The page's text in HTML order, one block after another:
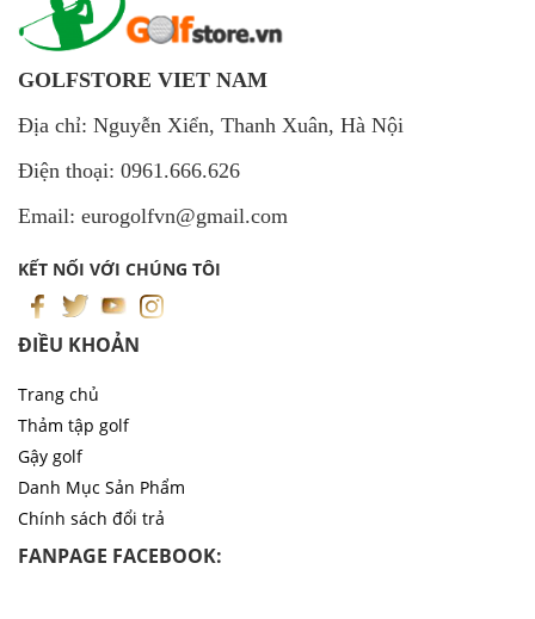
GOLFSTORE VIET NAM
Địa chỉ: Nguyễn Xiển, Thanh Xuân, Hà Nội
Điện thoại: 0961.666.626
Email: eurogolfvn@gmail.com
KẾT NỐI VỚI CHÚNG TÔI
ĐIỀU KHOẢN
Trang chủ
Thảm tập golf
Gậy golf
Danh Mục Sản Phẩm
Chính sách đổi trả
FANPAGE FACEBOOK: